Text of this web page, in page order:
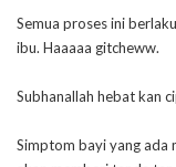
Semua proses ini
ibu. Haaaaa gitcheww.
Subhanallah hebat kan
Simptom bayi yang ada